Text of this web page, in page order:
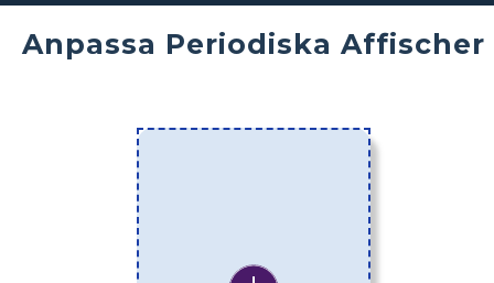
Anpassa Periodiska Affischer